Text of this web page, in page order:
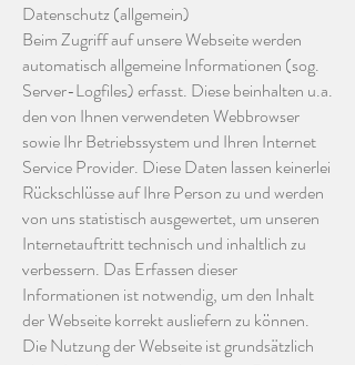
Datenschutz (allgemein)
Beim Zugriff auf unsere Webseite werden
automatisch allgemeine Informationen (sog.
Server-Logfiles) erfasst. Diese beinhalten u.a.
den von Ihnen verwendeten Webbrowser
sowie Ihr Betriebssystem und Ihren Internet
Service Provider. Diese Daten lassen keinerlei
Rückschlüsse auf Ihre Person zu und werden
von uns statistisch ausgewertet, um unseren
Internetauftritt technisch und inhaltlich zu
verbessern. Das Erfassen dieser
Informationen ist notwendig, um den Inhalt
der Webseite korrekt ausliefern zu können.
Die Nutzung der Webseite ist grundsätzlich